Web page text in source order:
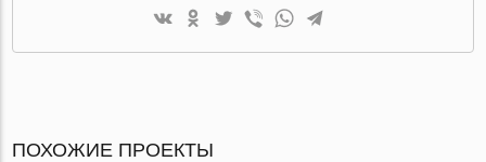
ПОХОЖИЕ ПРОЕКТЫ